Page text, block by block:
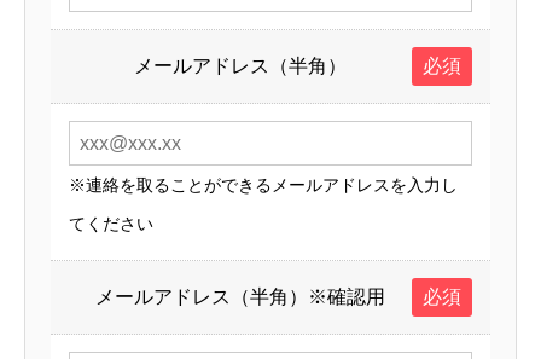
メールアドレス（半角） 必須
※連絡を取ることができるメールアドレスを入力し
てください
メールアドレス（半角）※確認用 必須